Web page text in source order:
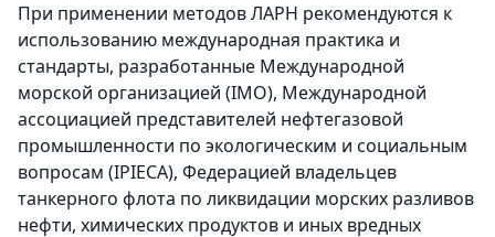
При применении методов ЛАРН рекомендуются к
использованию международная практика и
стандарты, разработанные Международной
морской организацией (IMO), Международной
ассоциацией представителей нефтегазовой
промышленности по экологическим и социальным
вопросам (IPIECA), Федерацией владельцев
танкерного флота по ликвидации морских разливов
нефти, химических продуктов и иных вредных